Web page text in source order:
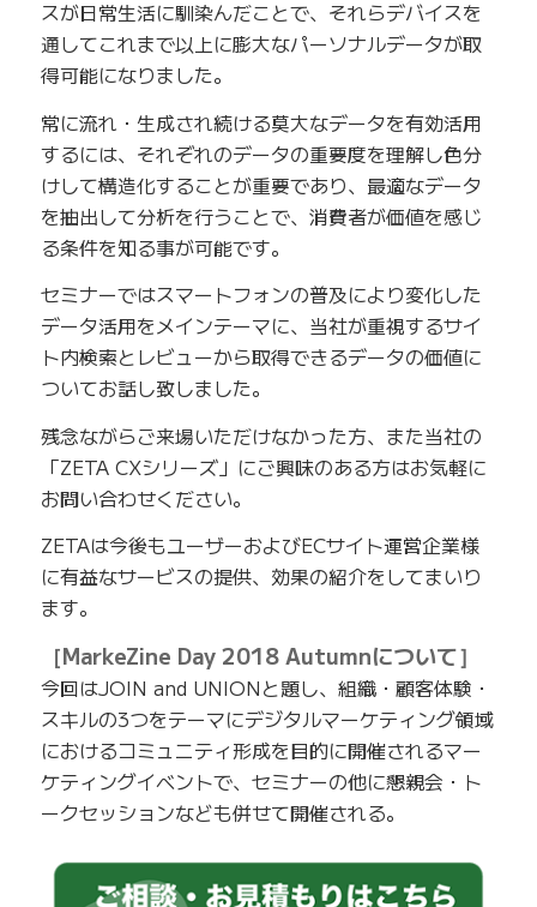
スが日常生活に馴染んだことで、それらデバイスを
通してこれまで以上に膨大なパーソナルデータが取
得可能になりました。
常に流れ・生成され続ける莫大なデータを有効活用
するには、それぞれのデータの重要度を理解し色分
けして構造化することが重要であり、最適なデータ
を抽出して分析を行うことで、消費者が価値を感じ
る条件を知る事が可能です。
セミナーではスマートフォンの普及により変化した
データ活用をメインテーマに、当社が重視するサイ
ト内検索とレビューから取得できるデータの価値に
ついてお話し致しました。
残念ながらご来場いただけなかった方、また当社の
「ZETA CXシリーズ」にご興味のある方はお気軽に
お問い合わせください。
ZETAは今後もユーザーおよびECサイト運営企業様
に有益なサービスの提供、効果の紹介をしてまいり
ます。
［MarkeZine Day 2018 Autumnについて］
今回はJOIN and UNIONと題し、組織・顧客体験・
スキルの3つをテーマにデジタルマーケティング領域
におけるコミュニティ形成を目的に開催されるマー
ケティングイベントで、セミナーの他に懇親会・ト
ークセッションなども併せて開催される。